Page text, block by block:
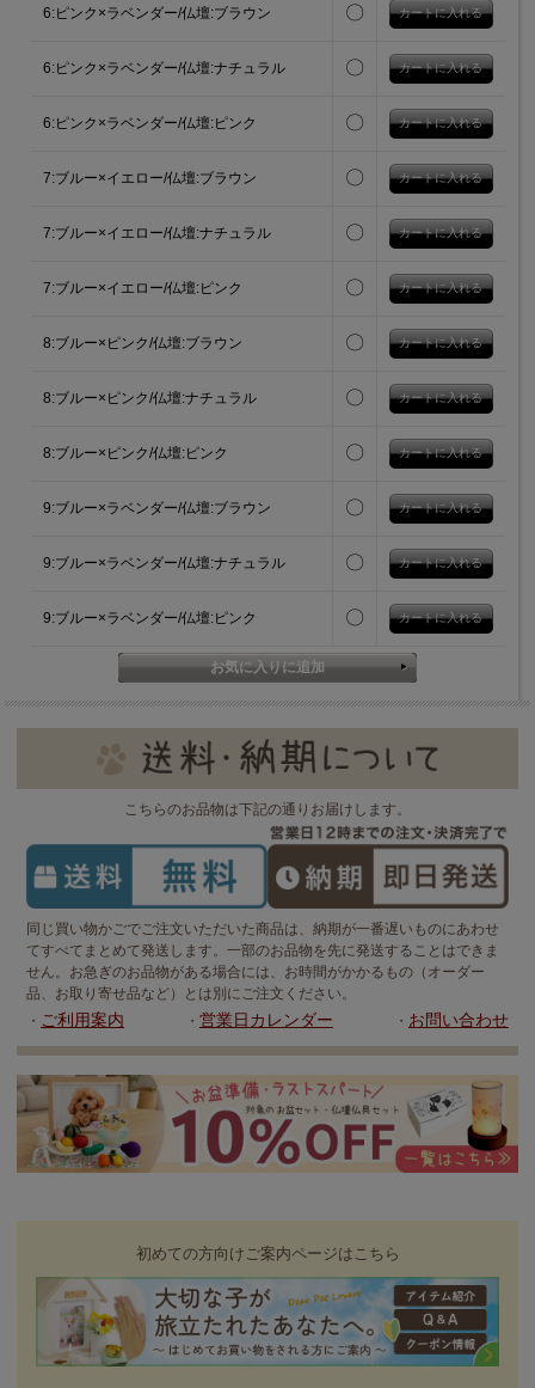
6:ピンク×ラベンダー/仏壇:ブラウン 〇
6:ピンク×ラベンダー/仏壇:ナチュラル 〇
6:ピンク×ラベンダー/仏壇:ピンク 〇
7:ブルー×イエロー/仏壇:ブラウン 〇
7:ブルー×イエロー/仏壇:ナチュラル 〇
7:ブルー×イエロー/仏壇:ピンク 〇
8:ブルー×ピンク/仏壇:ブラウン 〇
8:ブルー×ピンク/仏壇:ナチュラル 〇
8:ブルー×ピンク/仏壇:ピンク 〇
9:ブルー×ラベンダー/仏壇:ブラウン 〇
9:ブルー×ラベンダー/仏壇:ナチュラル 〇
9:ブルー×ラベンダー/仏壇:ピンク 〇
こちらのお品物は下記の通りお届けします。
同じ買い物かごでご注文いただいた商品は、納期が一番遅いものにあわせ
てすべてまとめて発送します。一部のお品物を先に発送することはできま
せん。お急ぎのお品物がある場合には、お時間がかかるもの（オーダー
品、お取り寄せ品など）とは別にご注文ください。
・ ご利用案内 ・ 営業日カレンダー ・ お問い合わせ
初めての方向けご案内ページはこちら